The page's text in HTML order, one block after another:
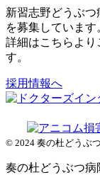
新習志野どうぶ
を募集しています
詳細はこちらより
す。
採用情報へ
© 2024 奏の杜どうぶ
奏の杜どうぶつ病